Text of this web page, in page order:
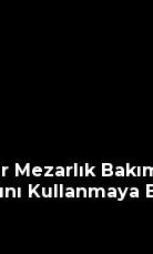
Mezarlık
Kullanmaya